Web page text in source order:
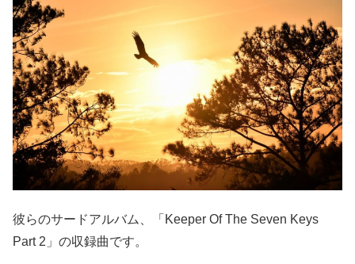
彼らのサードアルバム、「Keeper Of The Seven Keys
Part 2」の収録曲です。